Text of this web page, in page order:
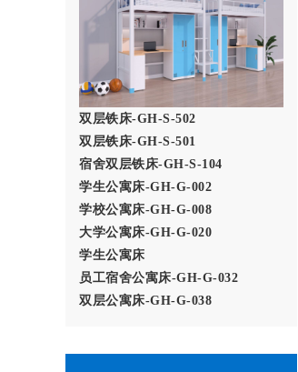
双层铁床-GH-S-502
双层铁床-GH-S-501
宿舍双层铁床-GH-S-104
学生公寓床-GH-G-002
学校公寓床-GH-G-008
大学公寓床-GH-G-020
学生公寓床
员工宿舍公寓床-GH-G-032
双层公寓床-GH-G-038